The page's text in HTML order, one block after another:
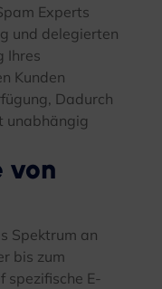
Experts
und delegierten
Ihres
Kunden
Dadurch
unabhängig
von
Spektrum an
bis zum
spezifische E-